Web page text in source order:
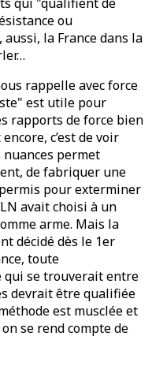
ou
aussi, la France dans la
rappelle avec force
est utile pour
rapports de force bien
c’est de voir
permet
de fabriquer une
pour exterminer
avait choisi à un
arme. Mais la
décidé dès le 1er
toute
qui se trouverait entre
devrait être qualifiée
est musclée et
se rend compte de